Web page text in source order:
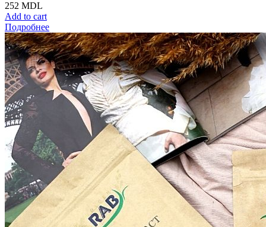
252 MDL
Add to cart
Подробнее